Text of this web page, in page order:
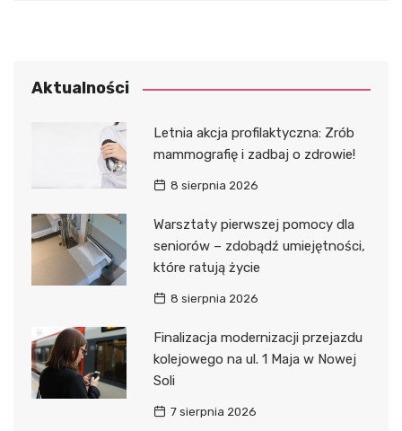
Aktualności
Letnia akcja profilaktyczna: Zrób
mammografię i zadbaj o zdrowie!
8 sierpnia 2026
Warsztaty pierwszej pomocy dla
seniorów – zdobądź umiejętności,
które ratują życie
8 sierpnia 2026
Finalizacja modernizacji przejazdu
kolejowego na ul. 1 Maja w Nowej
Soli
7 sierpnia 2026